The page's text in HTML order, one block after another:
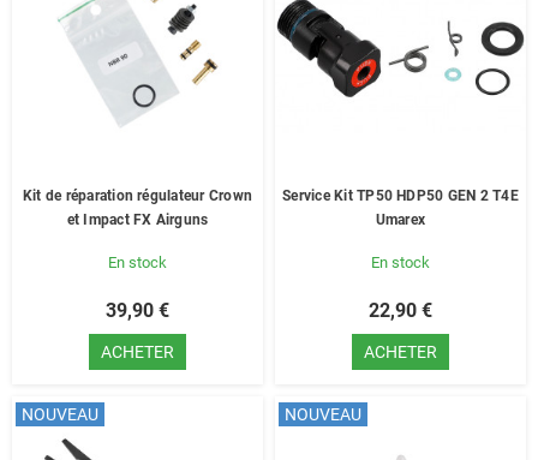
Kit de réparation régulateur Crown
et Impact FX Airguns
En stock
39,90 €
ACHETER
Service Kit TP50 HDP50 GEN 2 T4E
Umarex
En stock
22,90 €
ACHETER
NOUVEAU NOUVEAU